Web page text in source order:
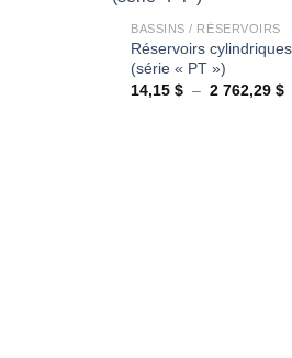
BASSINS / RÉSERVOIRS
Réservoirs cylindriques
(série « PT »)
14,15$ – 2 762,29$